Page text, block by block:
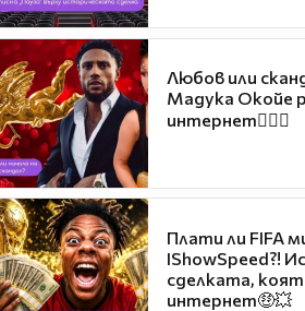
Любов или
Мадука Окойе
интернет❤️‍🔥🔥
Плати ли FIFA
IShowSpeed?!
сделката,
интернет🤑💥